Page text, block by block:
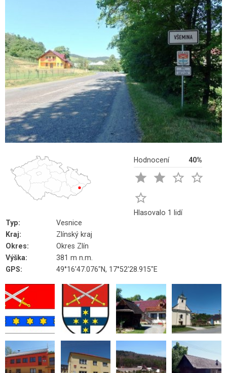
Hodnocení 40%
   

Hlasovalo 1 lidí
Typ:
Vesnice
Kraj:
Zlínský kraj
Okres:
Okres Zlín
Výška:
381 m n.m.
GPS:
49°16'47.076"N, 17°52'28.915"E